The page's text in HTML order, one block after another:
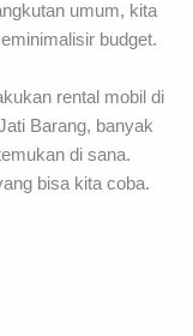
umum, kita
budget.
rental mobil di
Barang, banyak
di sana.
bisa kita coba.